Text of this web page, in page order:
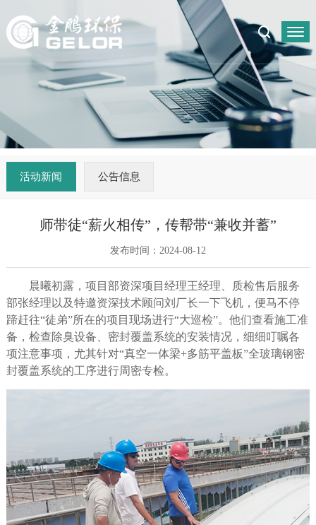
活动新闻 公告信息
师带徒“薪火相传”，传帮带“兼收并蓄”
发布时间：2024-08-12
晨曦初露，项目部资深项目经理王经理、质检售后服务
部张经理以及特邀资深技术顾问刘厂长一下飞机，便马不停
蹄赶往“徒弟”所在的项目现场进行“大巡检”。他们查看施工准
备，检查除臭设备、密封覆盖系统的安装情况，细细叮嘱各
项注意事项，尤其针对“真空一体梁+多筋平盖板”全玻璃钢密
封覆盖系统的工序进行周密专检。